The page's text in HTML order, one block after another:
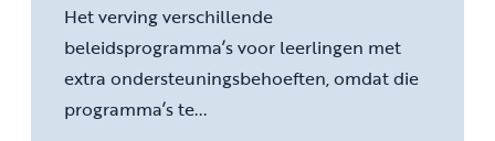
Het verving verschillende
beleidsprogramma’s voor leerlingen met
extra ondersteuningsbehoeften, omdat die
programma’s te...